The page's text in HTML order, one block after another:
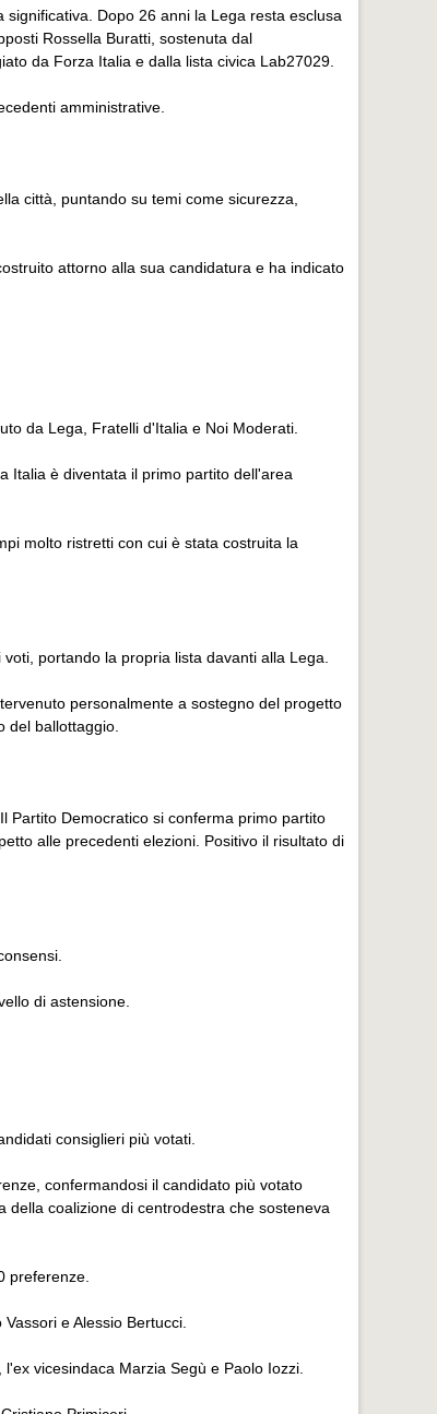
Dopo 26 anni la Lega resta esclusa
Rossella Buratti, sostenuta dal
da Forza Italia e dalla lista civica Lab27029.
amministrative.
città, puntando su temi come sicurezza,
attorno alla sua candidatura e ha indicato
da Lega, Fratelli d'Italia e Noi Moderati.
Italia è diventata il primo partito dell'area
molto ristretti con cui è stata costruita la
portando la propria lista davanti alla Lega.
personalmente a sostegno del progetto
del ballottaggio.
Partito Democratico si conferma primo partito
alle precedenti elezioni. Positivo il risultato di
di astensione.
consiglieri più votati.
confermandosi il candidato più votato
coalizione di centrodestra che sosteneva
preferenze.
e Alessio Bertucci.
vicesindaca Marzia Segù e Paolo Iozzi.